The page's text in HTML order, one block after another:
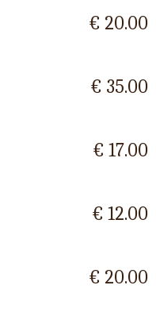
€ 20.00
€ 35.00
€ 17.00
€ 12.00
€ 20.00